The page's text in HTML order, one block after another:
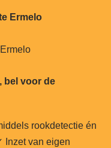
Ermelo
bel voor de
rookdetectie én
Inzet van eigen